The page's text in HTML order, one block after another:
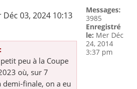
Déc 03, 2024 10:13
peu à la Coupe
où, sur 7
demi-finale, on a eu
Messages:
3985
Enregistré
le: Mer Déc
24, 2014
3:37 pm